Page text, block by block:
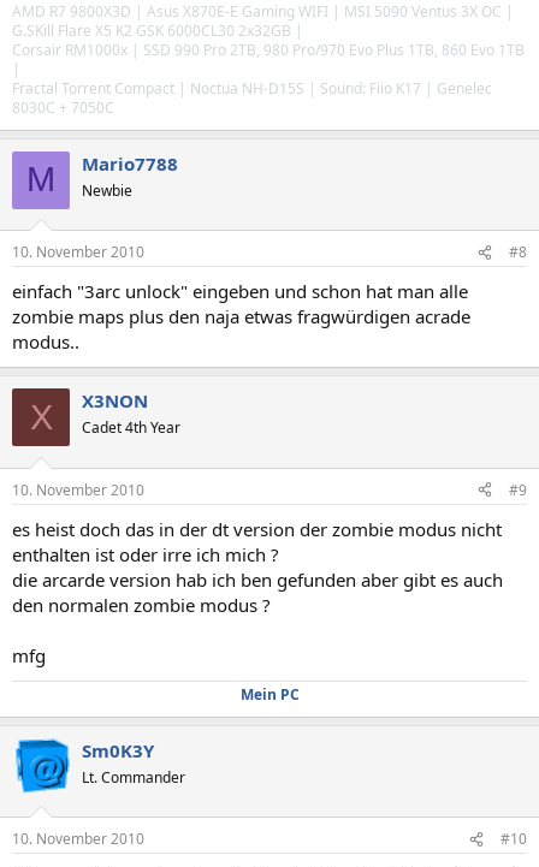
AMD R7 9800X3D | Asus X870E-E Gaming WIFI | MSI 5090 Ventus 3X OC |
G.SKill Flare X5 K2 GSK 6000CL30 2x32GB |
Corsair RM1000x | SSD 990 Pro 2TB, 980 Pro/970 Evo Plus 1TB, 860 Evo 1TB
|
Fractal Torrent Compact | Noctua NH-D15S | Sound: Fiio K17 | Genelec
8030C + 7050C
M Mario7788
Newbie
10. November 2010 #8
einfach "3arc unlock" eingeben und schon hat man alle
zombie maps plus den naja etwas fragwürdigen acrade
modus..
X X3NON
Cadet 4th Year
10. November 2010 #9
es heist doch das in der dt version der zombie modus nicht
enthalten ist oder irre ich mich ?
die arcarde version hab ich ben gefunden aber gibt es auch
den normalen zombie modus ?
mfg
Mein PC
Sm0K3Y
Lt. Commander
10. November 2010 #10